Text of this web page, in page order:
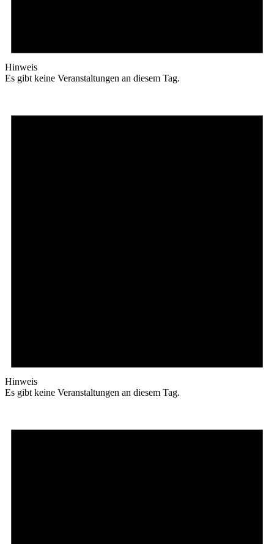
Hinweis
Es gibt keine Veranstaltungen an diesem Tag.
Hinweis
Es gibt keine Veranstaltungen an diesem Tag.